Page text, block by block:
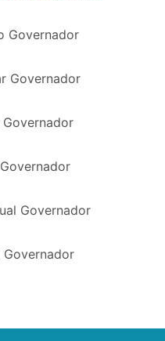
Governador
Governador
Governador
Governador
Governador